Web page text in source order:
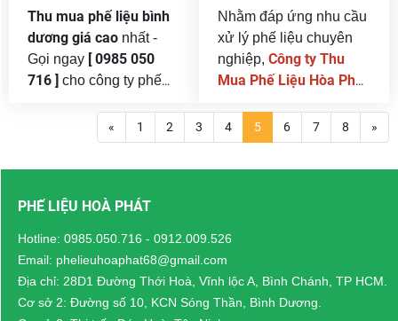
nhôm, nhựa, giấy…
Thu mua phế liệu bình
dương giá cao nhất -
Gọi ngay [ 0985 050
716 ] cho công ty phế
hàng đầu thu mua 24/7 .
Bình Dương là một
nhất Việt Nam, với hàng
nghiệp lớn nhỏ. Hàng
ngày, tại các nhà máy,
xưởng sản xuất, công
Nhằm đáp ứng nhu cầu
xử lý phế liệu chuyên
nghiệp, Công ty Thu
Mua Phế Liệu Hòa Phát
mua phế liệu tại KCN Lê
Minh Xuânvớigiá cao
nhất thị trường thanh
vận chuyển miễn phí
toàn khu vực Bình
« 1 2 3 4 5 6 7 8 »
PHẾ LIỆU HOÀ PHÁT
Hotline: 0985.050.716 - 0912.009.526
Email: phelieuhoaphat68@gmail.com
Địa chỉ: 28D1 Đường Thới Hoà, Vĩnh lộc A, Bình Chánh, TP HCM.
Cơ sở 2: Đường số 10, KCN Sóng Thần, Bình Dương.